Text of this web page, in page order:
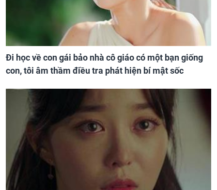
Đi học về con gái bảo nhà cô giáo có một bạn giống
con, tôi âm thầm điều tra phát hiện bí mật sốc